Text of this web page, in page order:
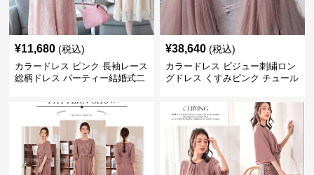
¥11,680 (税込)
カラードレス ピンク 長袖レース
総柄ドレス パーティー結婚式二
¥38,640 (税込)
カラードレス ビジュー刺繍ロン
グドレス くすみピンク チュール